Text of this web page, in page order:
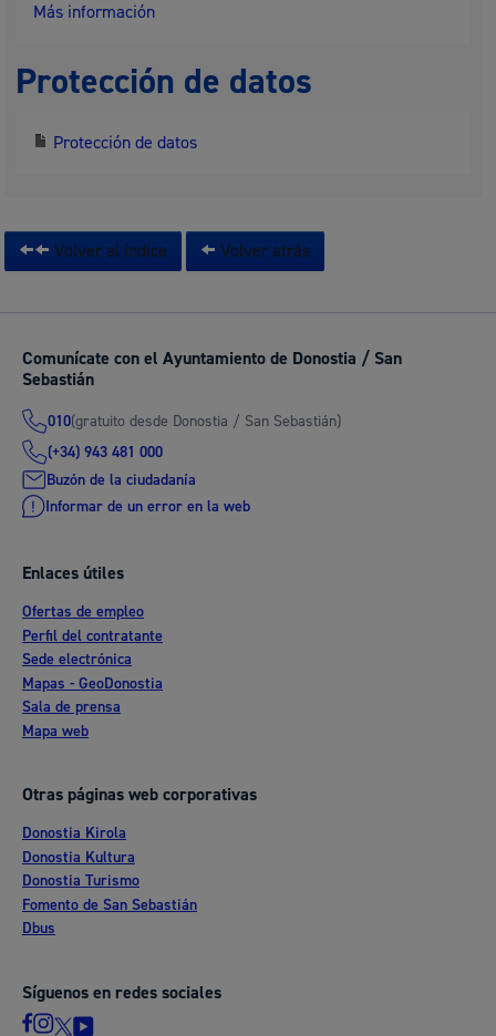
Más información
Protección de datos
Protección de datos
Volver al índice Volver atrás
Comunícate con el Ayuntamiento de Donostia / San
Sebastián
010(gratuito desde Donostia / San Sebastián)
(+34) 943 481 000
Buzón de la ciudadanía
Informar de un error en la web
Enlaces útiles
Ofertas de empleo
Perfil del contratante
Sede electrónica
Mapas - GeoDonostia
Sala de prensa
Mapa web
Otras páginas web corporativas
Donostia Kirola
Donostia Kultura
Donostia Turismo
Fomento de San Sebastián
Dbus
Síguenos en redes sociales